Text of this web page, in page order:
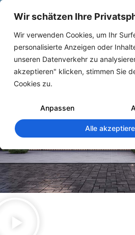
Wir schätzen Ihre
Wir verwenden Cookies, um Ihr
personalisierte Anzeigen oder
unseren Datenverkehr zu
akzeptieren" klicken, stimmen Sie
Cookies zu.
Anpassen
Alle